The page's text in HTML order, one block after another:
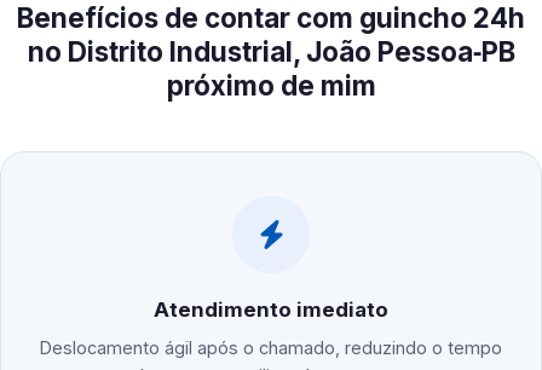
Benefícios de contar com guincho 24h
no Distrito Industrial, João Pessoa‑PB
próximo de mim
Atendimento imediato
Deslocamento ágil após o chamado, reduzindo o tempo